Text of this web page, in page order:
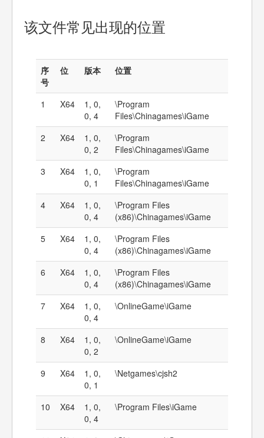
该文件常见出现的位置
序
号
位 版本 位置
1 X64
1, 0,
0, 4
\Program
Files\Chinagames\iGame
2
X64
1, 0,
0, 2
\Program
Files\Chinagames\iGame
3
X64
1, 0,
0, 1
\Program
Files\Chinagames\iGame
4
X64
1, 0,
0, 4
\Program Files
(x86)\Chinagames\iGame
5
X64
1, 0,
0, 4
\Program Files
(x86)\Chinagames\iGame
6
X64
1, 0,
0, 4
\Program Files
(x86)\Chinagames\iGame
7
X64
1, 0,
0, 4
\OnlineGame\iGame
8 X64
1, 0,
0, 2
\OnlineGame\iGame
9 X64
1, 0,
0, 1
\Netgames\cjsh2
10 X64
1, 0,
0, 4
\Program Files\iGame